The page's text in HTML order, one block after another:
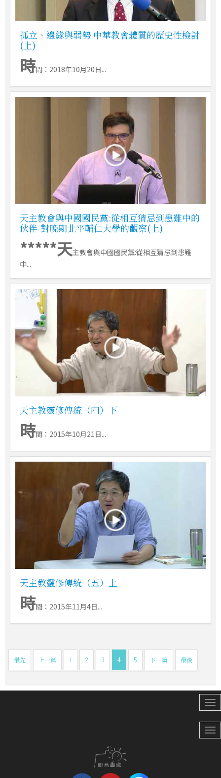
孤立、邊緣與弱勢 中華教會體質的歷史性檢討
(上)
時間：2018年10月20日...
天主教會與中國國民黨:從相互猜忌到患難中的
伙伴-對晚期北平輔仁大學的觀察(上)
*****天主教會與中國國民黨:從相互猜忌到患難
中...
天主教靈修傳統（四）下
時間：2015年10月21日...
天主教靈修傳統（五）上
時間：2015年11月4日...
最先 上一篇 1 2 3 4 5 下一篇 最後